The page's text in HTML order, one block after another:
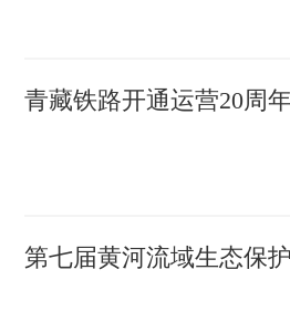
青藏铁路开通运营20周
第七届黄河流域生态保